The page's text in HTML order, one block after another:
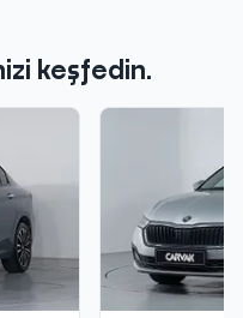
keşfedin.